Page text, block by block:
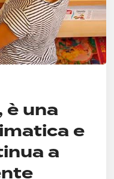
è una
e
a